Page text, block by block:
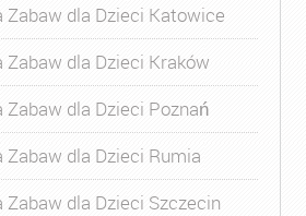
dla Dzieci Katowice
dla Dzieci Kraków
dla Dzieci Poznań
dla Dzieci Rumia
dla Dzieci Szczecin